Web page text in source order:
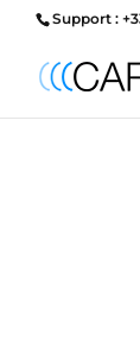
Support :